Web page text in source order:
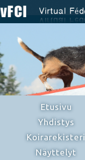
Etusivu
Yhdistys
Koirarekisteri
Näyttelyt